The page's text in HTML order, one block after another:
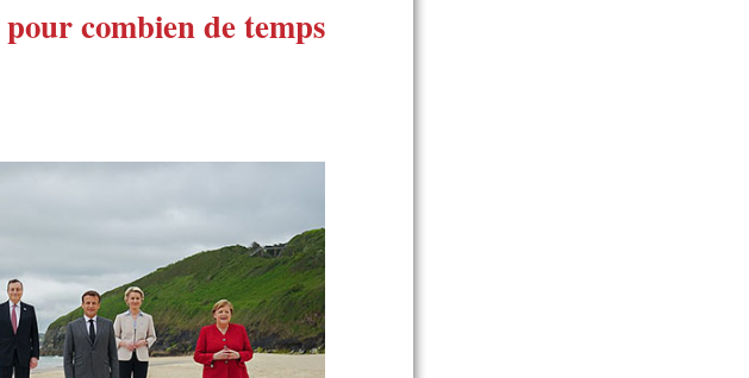
pour combien de temps